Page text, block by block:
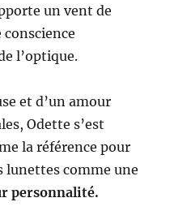
un vent de
l’optique.
et d’un amour
Odette s’est
la référence pour
lunettes comme une
personnalité.